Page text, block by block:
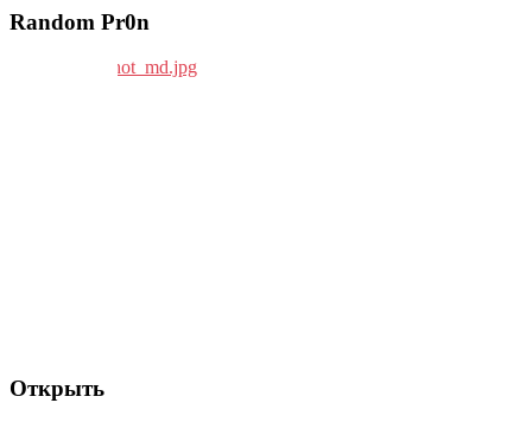
Random Pr0n
Открыть